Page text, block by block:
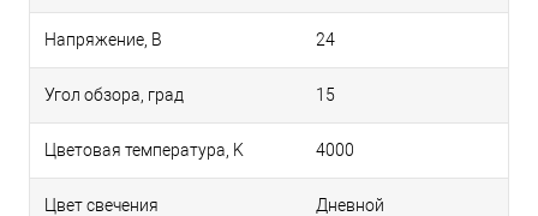
Напряжение, В 24
Угол обзора, град 15
Цветовая температура, K 4000
Цвет свечения Дневной